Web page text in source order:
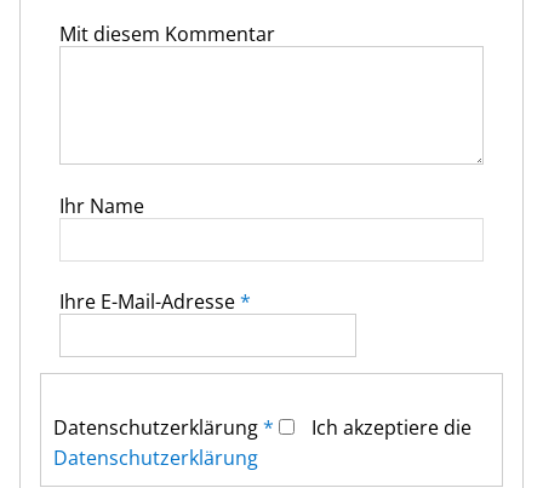
Mit diesem Kommentar
Ihr Name
Ihre E-Mail-Adresse*
Datenschutz­erklärung*
Ich akzeptiere die
Datenschutz­erklärung